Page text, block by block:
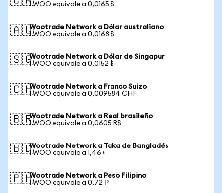
1 WOO equivale a 0,0165 $
🇦🇺Wootrade Network a Dólar australiano
1 WOO equivale a 0,0168 $
🇸🇬Wootrade Network a Dólar de Singapur
1 WOO equivale a 0,0152 $
🇨🇭Wootrade Network a Franco Suizo
1 WOO equivale a 0,009584 CHF
🇧🇷Wootrade Network a Real brasileño
1 WOO equivale a 0,0605 R$
🇧🇩Wootrade Network a Taka de Bangladés
1 WOO equivale a 1,46 ৳
🇵🇭Wootrade Network a Peso Filipino
1 WOO equivale a 0,72 ₱